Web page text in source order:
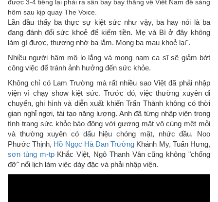
được 3-4 tiếng lại phải ra sân bay bay thẳng về Việt Nam để sáng
hôm sau kịp quay The Voice.
Lần đầu thấy ba thực sự kiệt sức như vậy, ba hay nói là ba
đang đánh đổi sức khoẻ để kiếm tiền. Mẹ và Bì ở đây không
làm gì được, thương nhớ ba lắm. Mong ba mau khoẻ lại".
Nhiều người hâm mộ lo lắng và mong nam ca sĩ sẽ giảm bớt
công việc để tránh ảnh hưởng đến sức khỏe.
Không chỉ có Lam Trường mà rất nhiều sao Việt đã phải nhập
viện vì chạy show kiệt sức. Trước đó, việc thường xuyên di
chuyển, ghi hình và diễn xuất khiến Trấn Thành không có thời
gian nghỉ ngơi, tái tạo năng lượng. Anh đã từng nhập viện trong
tình trạng sức khỏe báo động với gương mặt vô cùng mệt mỏi
và thường xuyên có dấu hiệu chóng mặt, nhức đầu. Noo
Phước Thịnh, Hồ Ngọc Hà Đan Trường Khánh My, Tuấn Hưng,
sơn tùng m-tpKhắc Việt, Ngô Thanh Vân cũng không "chống
đỡ" nổi lịch làm việc dày đặc và phải nhập viện.